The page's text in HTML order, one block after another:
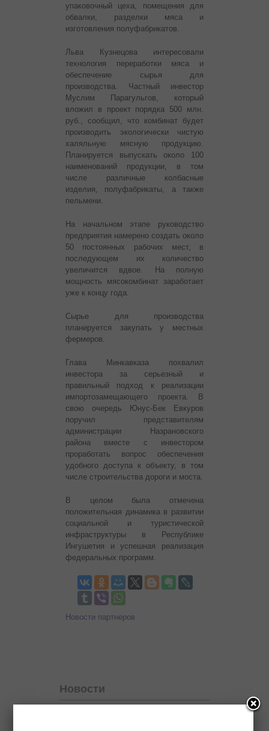
упаковочный цеха, помещения для
обвалки, разделки мяса и
изготовления полуфабрикатов.
Льва Кузнецова интересовали
технология переработки мяса и
обеспечение сырья для
производства. Частный инвестор
Муслим Парагульгов, который
вложил в проект порядка 500 млн.
руб., сообщил, что комбинат будет
производить экологически чистую
халяльную мясную продукцию.
Планируется выпускать около 100
наименований продукции, в том
числе различные колбасные
изделия, полуфабрикаты, а также
пельмени.
На начальном этапе руководство
предприятия намерено создать около
50 постоянных рабочих мест, в
последующем их количество
увеличится вдвое. На полную
мощность мясокомбинат заработает
уже к концу года.
Сырье для производства
планируется закупать у местных
фермеров.
Глава Минкавказа похвалил
инвестора за серьезный и
правильный подход к реализации
импортозамещающего проекта. В
свою очередь Юнус-Бек Евкуров
поручил представителям
администрации Назрановского
района вместе с инвестором
проработать вопрос обеспечения
удобного доступа к объекту, в том
числе строительства дороги и моста.
В целом была отмечена
положительная динамика в развитии
социальной и туристической
инфраструктуры в Республике
Ингушетия и успешная реализация
федеральных программ.
Новости партнеров
Новости